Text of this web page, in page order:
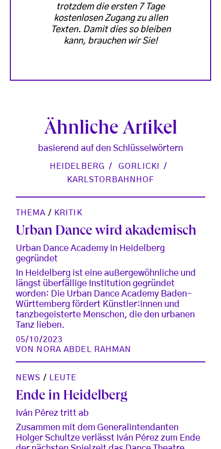
trotzdem die ersten 7 Tage
kostenlosen Zugang zu allen
Texten. Damit dies so bleiben
kann, brauchen wir Sie!
Ähnliche Artikel
basierend auf den Schlüsselwörtern
HEIDELBERG
GORLICKI
KARLSTORBAHNHOF
THEMA / KRITIK
Urban Dance wird akademisch
Urban Dance Academy in Heidelberg
gegründet
In Heidelberg ist eine außergewöhnliche und
längst überfällige Institution gegründet
worden: Die Urban Dance Academy Baden-
Württemberg fördert Künstler:innen und
tanzbegeisterte Menschen, die den urbanen
Tanz lieben.
05/10/2023
VON
NORA ABDEL RAHMAN
NEWS / LEUTE
Ende in Heidelberg
Iván Pérez tritt ab
Zusammen mit dem Generalintendanten
Holger Schultze verlässt Iván Pérez zum Ende